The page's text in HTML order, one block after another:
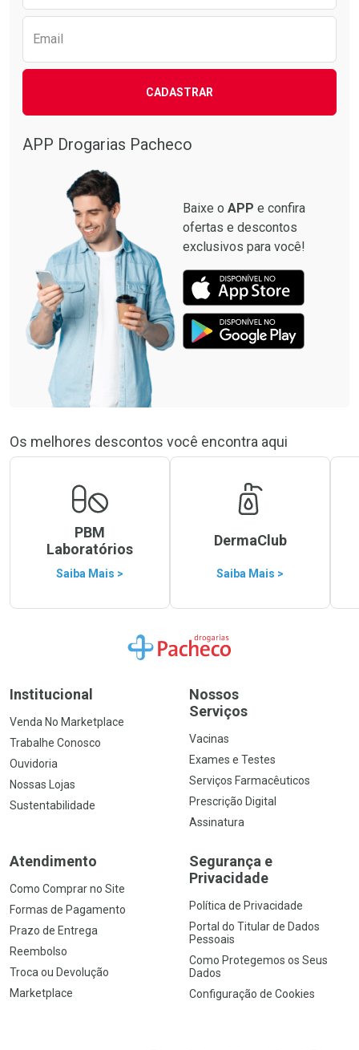
Email
CADASTRAR
APP Drogarias Pacheco
Baixe o APP e confira
ofertas e descontos
exclusivos para você!
Os melhores descontos você encontra aqui
PBM
Laboratórios
Saiba Mais >
DermaClub
Saiba Mais >
Ir para a Home
Institucional
Venda No Marketplace
Trabalhe Conosco
Ouvidoria
Nossas Lojas
Sustentabilidade
Nossos
Serviços
Vacinas
Exames e Testes
Serviços Farmacêuticos
Prescrição Digital
Assinatura
Atendimento
Como Comprar no Site
Formas de Pagamento
Prazo de Entrega
Reembolso
Troca ou Devolução
Marketplace
Segurança e
Privacidade
Política de Privacidade
Portal do Titular de Dados
Pessoais
Como Protegemos os Seus
Dados
Configuração de Cookies